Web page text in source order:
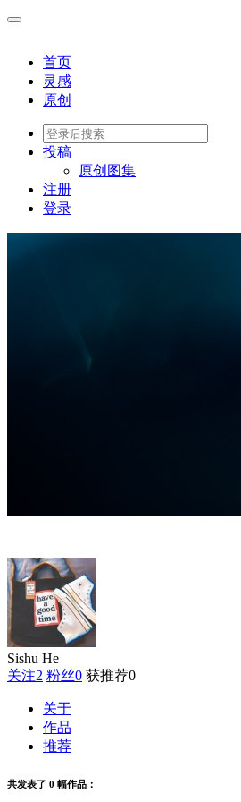
首页
灵感
原创
投稿
原创图集
注册
登录
Sishu He
关注2 粉丝0 获推荐0
关于
作品
推荐
共发表了 0 幅作品：